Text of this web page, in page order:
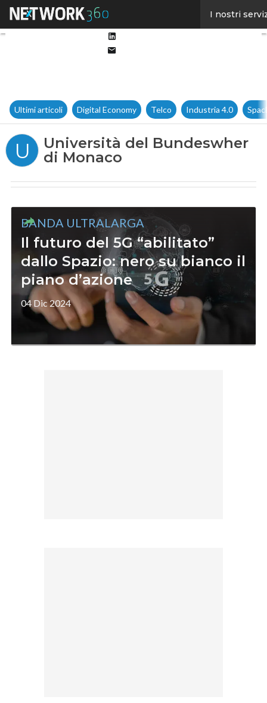
I nostri
Ultimi articoli Digital Economy Telco Industria 4.0
U
Università del Bundeswher
di Monaco
BANDA ULTRALARGA
Il futuro del 5G “abilitato”
dallo Spazio: nero su bianco il
piano d’azione
04 Dic 2024